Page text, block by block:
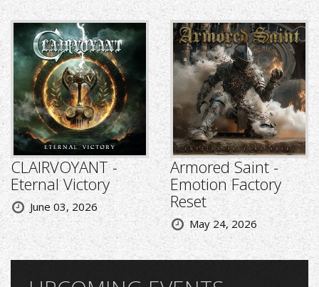
CLAIRVOYANT -
Eternal Victory
June 03, 2026
Armored Saint -
Emotion Factory
Reset
May 24, 2026